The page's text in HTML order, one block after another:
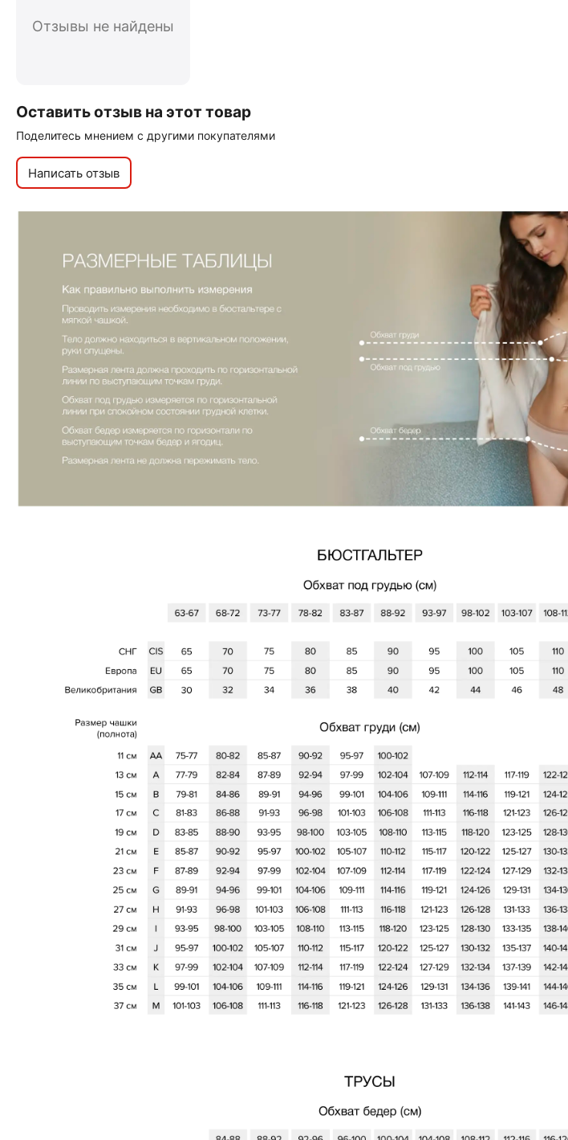
Отзывы не найдены
Оставить отзыв на этот товар
Поделитесь мнением с другими покупателями
Написать отзыв